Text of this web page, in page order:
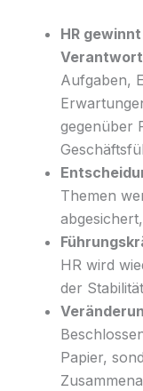
HR
Aufgaben,
gegenüber
Themen
HR wird
der
Papier,